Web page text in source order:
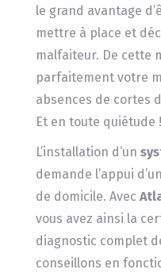
le grand avantage
mettre à place et
malfaiteur. De cette
parfaitement votre
absences de cortes
Et en toute quiétude !
L’installation d’un
demande l’appui
de domicile. Avec
vous avez ainsi la
diagnostic complet
conseillons en